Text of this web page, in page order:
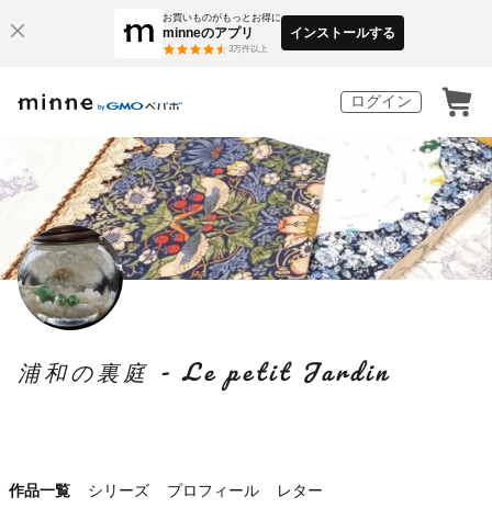
お買いものがもっとお得に
minneのアプリ
3万件以上
インストールする
ログイン
浦和の裏庭 - Le petit Jardin
作品一覧 シリーズ プロフィール レター